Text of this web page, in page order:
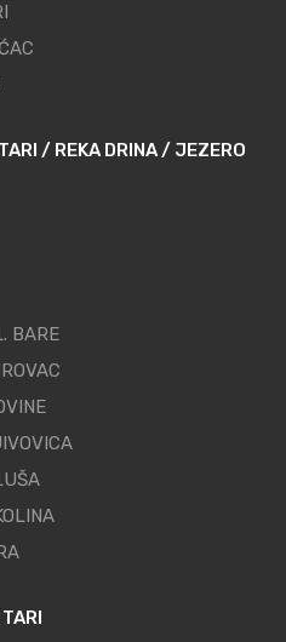
/ REKA DRINA / JEZERO
BARE